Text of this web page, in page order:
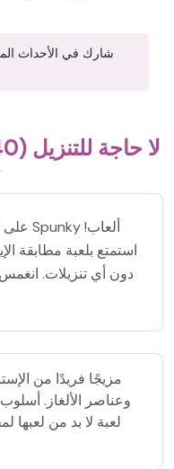
شارك في الأحداث
Sprunkgerny: لا حاجة للتنزيل (40 حرفًا)
استمتع بلعبة مطابقة
دون أي تنزيلات.
وعناصر الألغاز.
لعبة لا بد من لعبها